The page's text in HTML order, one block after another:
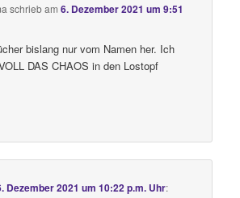
schriebam6. Dezember 2021 um 9:51
bislang nur vom Namen her. Ich
DAS CHAOS in den Lostopf
Dezember 2021 um 10:22 p.m. Uhr: